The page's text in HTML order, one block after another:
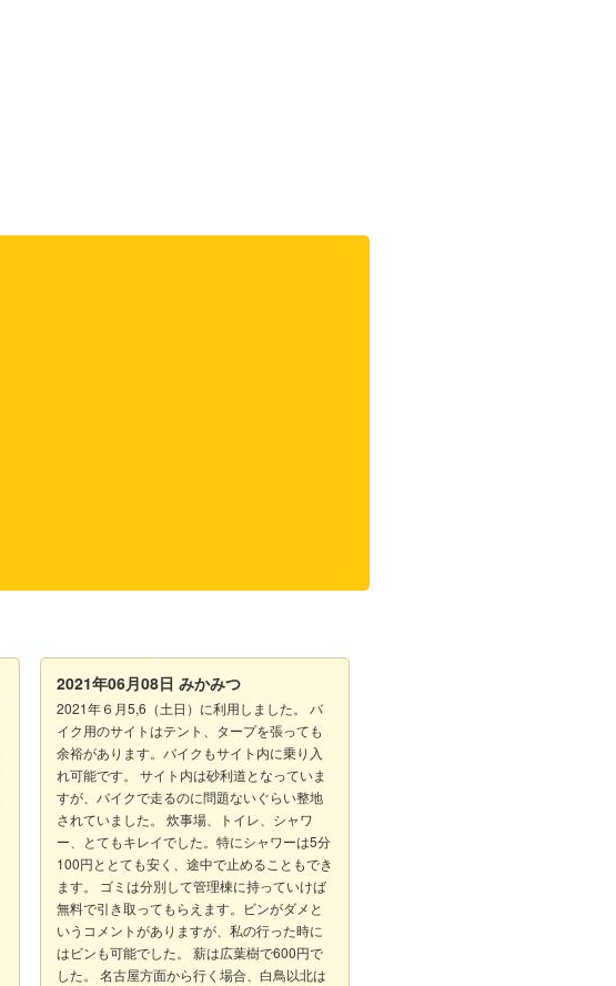
2021年06月08日 みかみつ
2021年６月5,6（土日）に利用しました。 バ
イク用のサイトはテント、タープを張っても
余裕があります。バイクもサイト内に乗り入
れ可能です。 サイト内は砂利道となっていま
すが、バイクで走るのに問題ないぐらい整地
されていました。 炊事場、トイレ、シャワ
ー、とてもキレイでした。特にシャワーは5分
100円ととても安く、途中で止めることもでき
ます。 ゴミは分別して管理棟に持っていけば
無料で引き取ってもらえます。ビンがダメと
いうコメントがありますが、私の行った時に
はビンも可能でした。 薪は広葉樹で600円で
した。 名古屋方面から行く場合、白鳥以北は